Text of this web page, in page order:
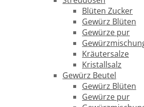
Blüten Zucker
Gewürz Blüten
Gewürze pur
Kräutersalze
Kristallsalz
Gewürz Beutel
Gewürz Blüten
Gewürze pur